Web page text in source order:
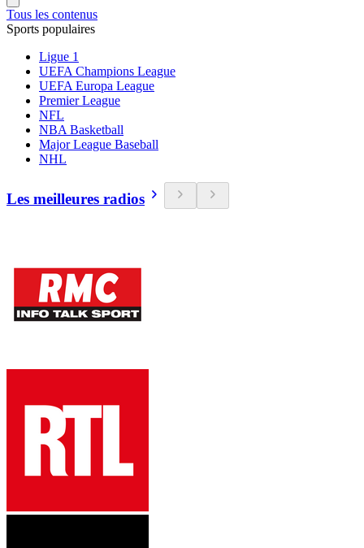
Tous les contenus
Sports populaires
Ligue 1
UEFA Champions League
UEFA Europa League
Premier League
NFL
NBA Basketball
Major League Baseball
NHL
Les meilleures radios